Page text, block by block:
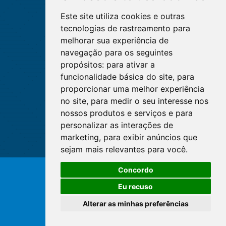
Este site utiliza cookies e outras
tecnologias de rastreamento para
melhorar sua experiência de
navegação para os seguintes
propósitos: para ativar a
funcionalidade básica do site, para
proporcionar uma melhor experiência
no site, para medir o seu interesse nos
nossos produtos e serviços e para
personalizar as interações de
marketing, para exibir anúncios que
sejam mais relevantes para você.
Concordo
Eu recuso
Alterar as minhas preferências
© Copyright 2026 - Cofen/CORENs
O WhatsApp é o principal canal
de atendimento do Coren-DF.